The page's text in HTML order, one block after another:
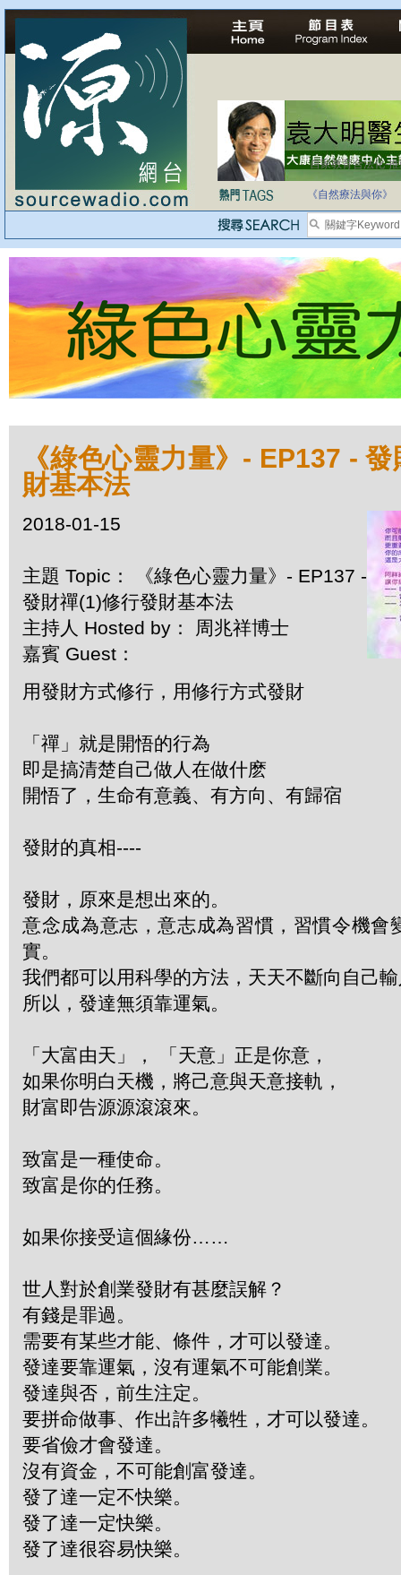
自家教育合法化-
《自然療法與你》
《綠色心靈力量》- EP137 -
財基本法
2018-01-15
主題 Topic： 《綠色心靈力量》- EP137 -
發財禪(1)修行發財基本法
主持人 Hosted by： 周兆祥博士
嘉賓 Guest：
用發財方式修行，用修行方式發財
「禪」就是開悟的行為
即是搞清楚自己做人在做什麽
開悟了，生命有意義、有方向、有歸宿
發財的真相----
發財，原來是想出來的。
意念成為意志，意志成為習慣，習慣令機會
實。
我們都可以用科學的方法，天天不斷向自己
所以，發達無須靠運氣。
「大富由天」， 「天意」正是你意，
如果你明白天機，將己意與天意接軌，
財富即告源源滾滾來。
致富是一種使命。
致富是你的任務。
如果你接受這個緣份……
世人對於創業發財有甚麼誤解？
有錢是罪過。
需要有某些才能、條件，才可以發達。
發達要靠運氣，沒有運氣不可能創業。
發達與否，前生注定。
要拼命做事、作出許多犧牲，才可以發達。
要省儉才會發達。
沒有資金，不可能創富發達。
發了達一定不快樂。
發了達一定快樂。
發了達很容易快樂。